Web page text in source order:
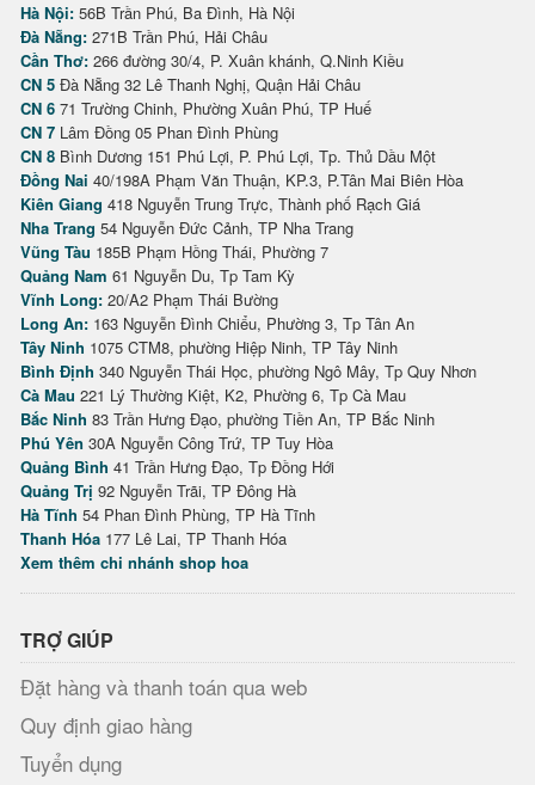
Hà Nội: 56B Trần Phú, Ba Đình, Hà Nội
Đà Nẵng: 271B Trần Phú, Hải Châu
Cần Thơ: 266 đường 30/4, P. Xuân khánh, Q.Ninh Kiều
CN 5 Đà Nẵng 32 Lê Thanh Nghị, Quận Hải Châu
CN 6 71 Trường Chinh, Phường Xuân Phú, TP Huế
CN 7 Lâm Đồng 05 Phan Đình Phùng
CN 8 Bình Dương 151 Phú Lợi, P. Phú Lợi, Tp. Thủ Dầu Một
Đồng Nai 40/198A Phạm Văn Thuận, KP.3, P.Tân Mai Biên Hòa
Kiên Giang 418 Nguyễn Trung Trực, Thành phố Rạch Giá
Nha Trang 54 Nguyễn Đức Cảnh, TP Nha Trang
Vũng Tàu 185B Phạm Hồng Thái, Phường 7
Quảng Nam 61 Nguyễn Du, Tp Tam Kỳ
Vĩnh Long: 20/A2 Phạm Thái Bường
Long An: 163 Nguyễn Đình Chiểu, Phường 3, Tp Tân An
Tây Ninh 1075 CTM8, phường Hiệp Ninh, TP Tây Ninh
Bình Định 340 Nguyễn Thái Học, phường Ngô Mây, Tp Quy Nhơn
Cà Mau 221 Lý Thường Kiệt, K2, Phường 6, Tp Cà Mau
Bắc Ninh 83 Trần Hưng Đạo, phường Tiền An, TP Bắc Ninh
Phú Yên 30A Nguyễn Công Trứ, TP Tuy Hòa
Quảng Bình 41 Trần Hưng Đạo, Tp Đồng Hới
Quảng Trị 92 Nguyễn Trãi, TP Đông Hà
Hà Tĩnh 54 Phan Đình Phùng, TP Hà Tĩnh
Thanh Hóa 177 Lê Lai, TP Thanh Hóa
Xem thêm chi nhánh shop hoa
TRỢ GIÚP
Đặt hàng và thanh toán qua web
Quy định giao hàng
Tuyển dụng